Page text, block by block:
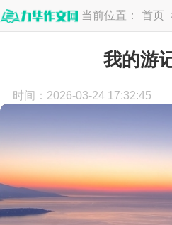
当前位置： 首页
我的游
时间：2026-03-24 17:32:45